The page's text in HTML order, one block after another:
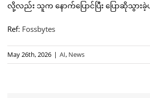
လို့လည်း သူက နောက်ပြောင်ပြီး ပြောဆိုသွား
Ref: Fossbytes
May 26th, 2026 | AI, News